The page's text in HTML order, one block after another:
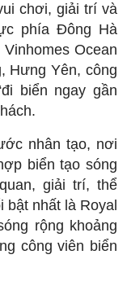
chơi, giải trí và
phía Đông Hà
Ocean
Hưng Yên, công
biển ngay gần
nhân tạo, nơi
biển tạo sóng
giải trí, thể
nhất là Royal
rộng khoảng
công viên biển